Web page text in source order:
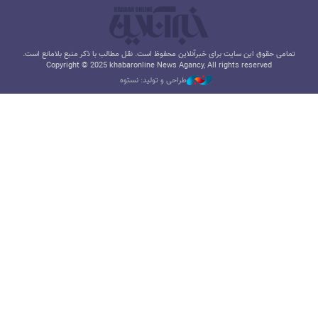
تمامی حقوق این سایت برای خبرآنلاین محفوظ است. نقل مطالب با ذکر منبع بلامانع است.
Copyright © 2025 khabaronline News Agancy, All rights reserved
طراحی و تولید: نستوه